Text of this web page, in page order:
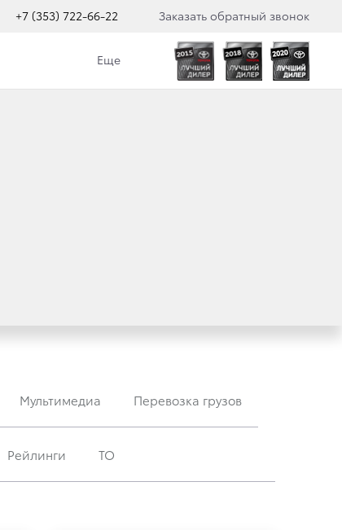
+7 (353) 722-66-22 Заказать обратный звонок
Еще
Мультимедиа Перевозка грузов
Рейлинги ТО